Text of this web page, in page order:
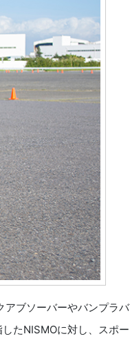
ブソーバーやバンプラバ
たNISMOに対し、スポー